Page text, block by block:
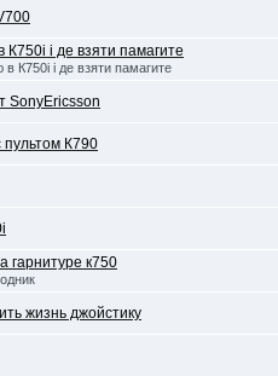
і де взяти памагите
К750і і де взяти памагите
SonyEricsson
пультом К790
гарнитуре к750
жизнь джойстику